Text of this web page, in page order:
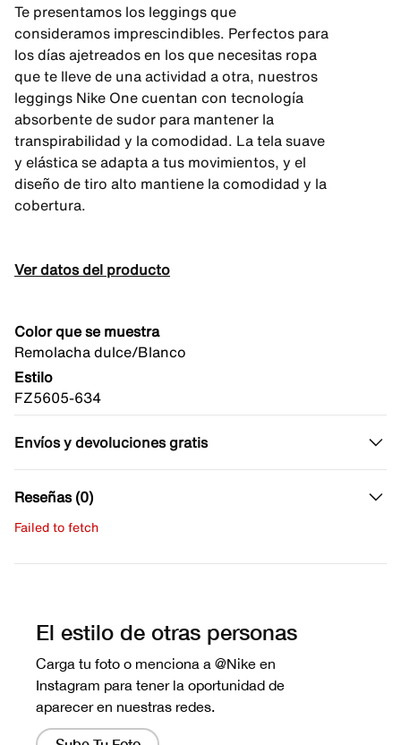
Te presentamos los leggings que
consideramos imprescindibles. Perfectos para
los días ajetreados en los que necesitas ropa
que te lleve de una actividad a otra, nuestros
leggings Nike One cuentan con tecnología
absorbente de sudor para mantener la
transpirabilidad y la comodidad. La tela suave
y elástica se adapta a tus movimientos, y el
diseño de tiro alto mantiene la comodidad y la
cobertura.
Ver datos del producto
Color que se muestra
Remolacha dulce/Blanco
Estilo
FZ5605-634
Envíos y devoluciones gratis
Reseñas (0)
Failed to fetch